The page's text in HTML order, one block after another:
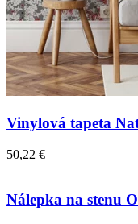
Vinylová tapeta
50,22 €
Nálepka na stenu